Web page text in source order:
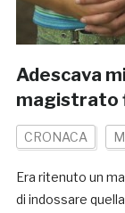
Adescava
magistrato
CRONACA
Era ritenuto un
di indossare